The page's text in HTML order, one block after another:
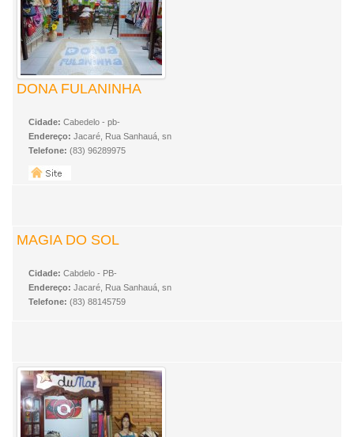
DONA FULANINHA
Cidade: Cabedelo - pb-
Endereço: Jacaré, Rua Sanhauá, sn
Telefone: (83) 96289975
MAGIA DO SOL
Cidade: Cabdelo - PB-
Endereço: Jacaré, Rua Sanhauá, sn
Telefone: (83) 88145759